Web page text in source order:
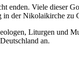
enden. Viele dieser
der Nikolaikirche
Liturgen und
an.